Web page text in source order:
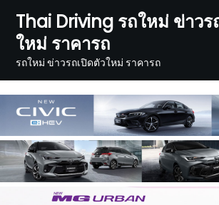
content
Thai Driving รถใหม่ ข่าวร
ใหม่ ราคารถ
รถใหม่ ข่าวรถเปิดตัวใหม่ ราคารถ